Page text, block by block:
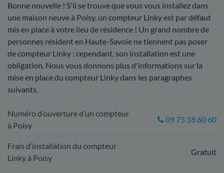
Bonne nouvelle ! S'il se trouve que vous vous installez dans
une maison neuve à Poisy, un compteur Linky est par défaut
mis en place à votre lieu de résidence ! Un grand nombre de
personnes résident en Haute-Savoie ne tiennent pas poser
de compteur Linky : cependant, son installation est une
obligation. Nous vous donnons plus d'informations sur la
mise en place du compteur Linky dans les paragraphes
suivants.
Numéro d’ouverture d’un compteur
à Poisy
09 75 18 60 60
Frais d’installation du compteur
Linky à Poisy
Gratuit